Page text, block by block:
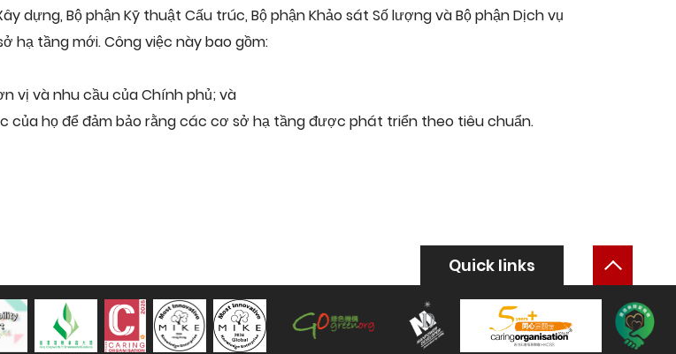
dựng, Bộ phận Kỹ thuật Cấu trúc, Bộ phận Khảo sát Số lượng và Bộ phận Dịch vụ
hạ tầng mới. Công việc này bao gồm:
vị và nhu cầu của Chính phủ; và
họ để đảm bảo rằng các cơ sở hạ tầng được phát triển theo tiêu chuẩn.
Quick links
More
Sustainability Report 2025 Hong Kong Green Organisation
Manpower Developer